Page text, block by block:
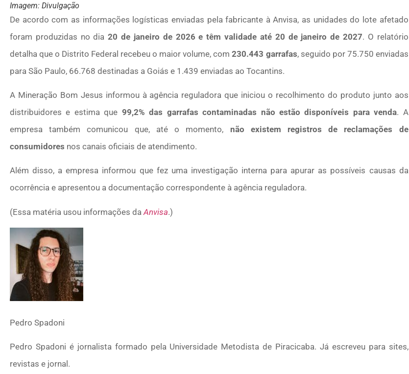
Imagem: Divulgação
De acordo com as informações logísticas enviadas pela fabricante à Anvisa, as unidades do lote afetado
foram produzidas no dia20 de janeiro de 2026 e têm validade até 20 de janeiro de 2027. O relatório
detalha que o Distrito Federal recebeu o maior volume, com230.443 garrafas, seguido por 75.750 enviadas
para São Paulo, 66.768 destinadas a Goiás e 1.439 enviadas ao Tocantins.
A Mineração Bom Jesus informou à agência reguladora que iniciou o recolhimento do produto junto aos
distribuidores e estima que 99,2% das garrafas contaminadas não estão disponíveis para venda. A
empresa também comunicou que, até o momento, não existem registros de reclamações de
consumidores nos canais oficiais de atendimento.
Além disso, a empresa informou que fez uma investigação interna para apurar as possíveis causas da
ocorrência e apresentou a documentação correspondente à agência reguladora.
(Essa matéria usou informações da Anvisa.)
Pedro Spadoni
Pedro Spadoni é jornalista formado pela Universidade Metodista de Piracicaba. Já escreveu para sites,
revistas e jornal.